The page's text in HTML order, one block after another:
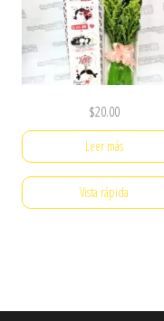
$20.00
Leer más
Vista rápida